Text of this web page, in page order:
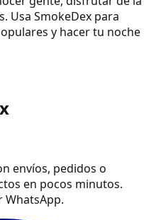
Usa SmokeDex para
y hacer tu noche
envíos, pedidos o
en pocos minutos.
WhatsApp.